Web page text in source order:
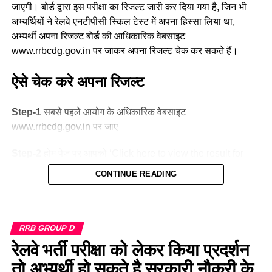
दक्षिण मध्य
16947
दक्षिण पूर्व मध्य
8025
दक्षिण पूर्व
17661
दक्षिण पश्चिम
6581
पश्चिम मध्य
11636
पश्चिम
30667
Indian Railway 2023 Recruitment:
Frequently Asked Questions
साल 2023 में रेलवे ग्रुप डी पदों पर भर्ती कब निकलेगी?
भारतीय रेलवे भर्ती बोर्ड (आरआरबी) द्वारा अभी आधिकारिक तौर पर ग्रुप डी
भर्ती का ऐलान नहीं किया गया है, परंतु मीडिया रिपोर्ट के मुताबिक जून
जाएगी। बोर्ड द्वारा इस परीक्षा का रिजल्ट जारी कर दिया गया है, जिन भी
अभ्यर्थियों ने रेलवे एनटीपीसी स्किल टेस्ट में अपना हिस्सा लिया था,
अभ्यर्थी अपना रिजल्ट बोर्ड की आधिकारिक वेबसाइट
www.rrbcdg.gov.in पर जाकर अपना रिजल्ट चेक कर सकते हैं।
ऐसे चेक करे अपना रिजल्ट
Step-1सबसे पहले आयोग के अधिकारिक वेबसाइट
www.rrbcdg.gov.in पर जाए
computer based typing skill test’ दिखेगा जिसपर आप क्लिक करे।
Step-4आरआरबी एनटीपीसी स्किल टेस्ट का रिजल्ट स्क्रीन पर आपके
सामने दिखाई देगा।
CONTINUE READING
RRB GROUP D
रेलवे भर्ती परीक्षा को लेकर किया प्रदर्शन